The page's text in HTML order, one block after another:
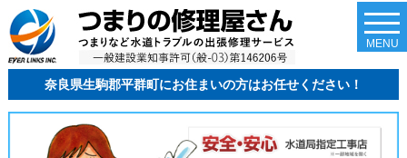
奈良県生駒郡平群町にお住まいの方はお任せください！
MENU